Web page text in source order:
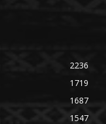
2236
1719
1687
1547